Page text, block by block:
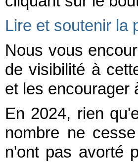
Lire et soutenir la
Nous vous
de visibilité à
et les encourager
En 2024, rien
nombre ne
n'ont pas avorté